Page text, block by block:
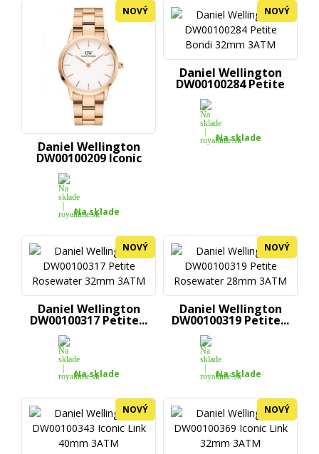
NOVÝ
Daniel Wellington
DW00100209 Iconic
Na sklade
NOVÝ
Daniel Wellington
DW00100284 Petite
Na sklade
NOVÝ
Daniel Wellington
DW00100317 Petite...
Na sklade
NOVÝ
Daniel Wellington
DW00100319 Petite...
Na sklade
NOVÝ NOVÝ